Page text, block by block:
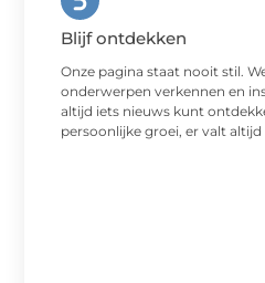
Blijf ontdekken
Onze pagina staat nooit stil.
onderwerpen verkennen en
altijd iets nieuws kunt
persoonlijke groei, er valt altijd